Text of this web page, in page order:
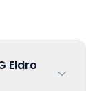
Eldro